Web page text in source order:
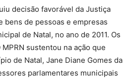
decisão favorável da Justiça
bens de pessoas e empresas
de Natal, no ano de 2011. Os
sustentou na ação que
de Natal, Jane Diane Gomes da
parlamentares municipais